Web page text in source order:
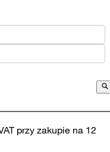
przy zakupie na 12